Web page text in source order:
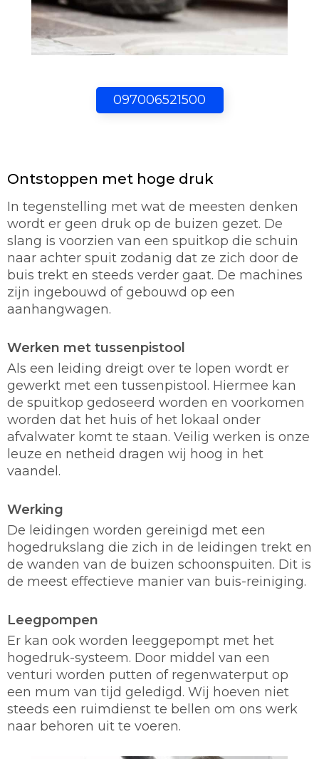
097006521500
Ontstoppen met hoge druk
In tegenstelling met wat de meesten denken
wordt er geen druk op de buizen gezet. De
slang is voorzien van een spuitkop die schuin
naar achter spuit zodanig dat ze zich door de
buis trekt en steeds verder gaat. De machines
zijn ingebouwd of gebouwd op een
aanhangwagen.
Werken met tussenpistool
Als een leiding dreigt over te lopen wordt er
gewerkt met een tussenpistool. Hiermee kan
de spuitkop gedoseerd worden en voorkomen
worden dat het huis of het lokaal onder
afvalwater komt te staan. Veilig werken is onze
leuze en netheid dragen wij hoog in het
vaandel.
Werking
De leidingen worden gereinigd met een
hogedrukslang die zich in de leidingen trekt en
de wanden van de buizen schoonspuiten. Dit is
de meest effectieve manier van buis-reiniging.
Leegpompen
Er kan ook worden leeggepompt met het
hogedruk-systeem. Door middel van een
venturi worden putten of regenwaterput op
een mum van tijd geledigd. Wij hoeven niet
steeds een ruimdienst te bellen om ons werk
naar behoren uit te voeren.